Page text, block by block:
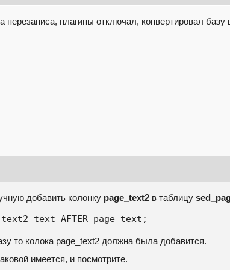
плагины отключал, конвертировал
добавить колонку page_text2 в таблицу
text AFTER page_text;
то колока page_text2 должна была добавится.
имеется, и посмотрите.